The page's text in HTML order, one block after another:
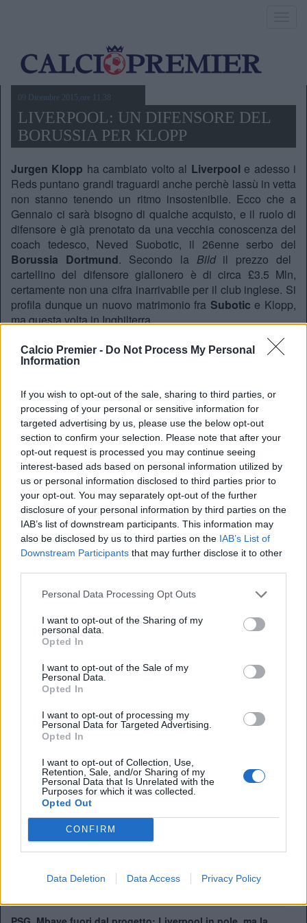
Calcio Premier - Do Not Process My Personal
Information
If you wish to opt-out of the sale, sharing to third parties, or
processing of your personal or sensitive information for
targeted advertising by us, please use the below opt-out
section to confirm your selection. Please note that after your
opt-out request is processed you may continue seeing
interest-based ads based on personal information utilized by
us or personal information disclosed to third parties prior to
your opt-out. You may separately opt-out of the further
disclosure of your personal information by third parties on the
IAB’s list of downstream participants. This information may
also be disclosed by us to third parties on the IAB’s List of
Downstream Participants that may further disclose it to other
Personal Data Processing Opt Outs
I want to opt-out of the Sharing of my
personal data.
Opted In
I want to opt-out of the Sale of my
Personal Data.
Opted In
I want to opt-out of processing my
Personal Data for Targeted Advertising.
Opted In
I want to opt-out of Collection, Use,
Retention, Sale, and/or Sharing of my
Personal Data that Is Unrelated with the
Purposes for which it was collected.
Opted Out
CONFIRM
Data Deletion Data Access Privacy Policy
09 Dicembre 2015,ore 11.38
LIVERPOOL: UN DIFENSORE DEL
BORUSSIA PER KLOPP
Jurgen Klopp ha cambiato volto al Liverpool e adesso i
Reds puntano grandi traguardi anche perchè lassù in vetta
non stanno tenendo un ritmo insostenibile. Ecco che a
Gennaio ci sarà bisogno di qualche acquisto, e il ruolo di
difensore è già prenotato da una vecchia conoscenza del
coach tedesco, Neved Suobotic, il 26enne serbo del
Borussia Dortmund. Secondo la Bild il prezzo del
cartellino del difensore giallonero è di circa £3.5 Mln,
certamente non una cifra inarrivabile per il club inglese. Si
profila dunque un nuovo matrimonio fra Subotic e Klopp,
ma questa volta in Inghilterra.
REDAZIONE
Anno di Fondazione:1892
Città: Liverpool
Presidente: Tom Werner
Manager:Arne Slot
Premier League:19
FA Cup:8
FA Community Shield:16
Champions League:6
Supercoppa Europea:
Coppa del Mondo per Club:1
Leoni vede il ritorno: il punto sul recupero dall'infortunio
Chi è Ibrahim Mbaye, il talento del PSG finito nel mirino
del Liverpool
Tottenham scatenato per Gakpo: contatto con gli agenti,